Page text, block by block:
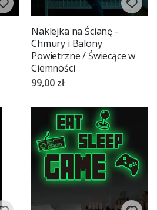
Naklejka na Ścianę -
Chmury i Balony
Powietrzne / Świecące w
Ciemności
99,00 zł